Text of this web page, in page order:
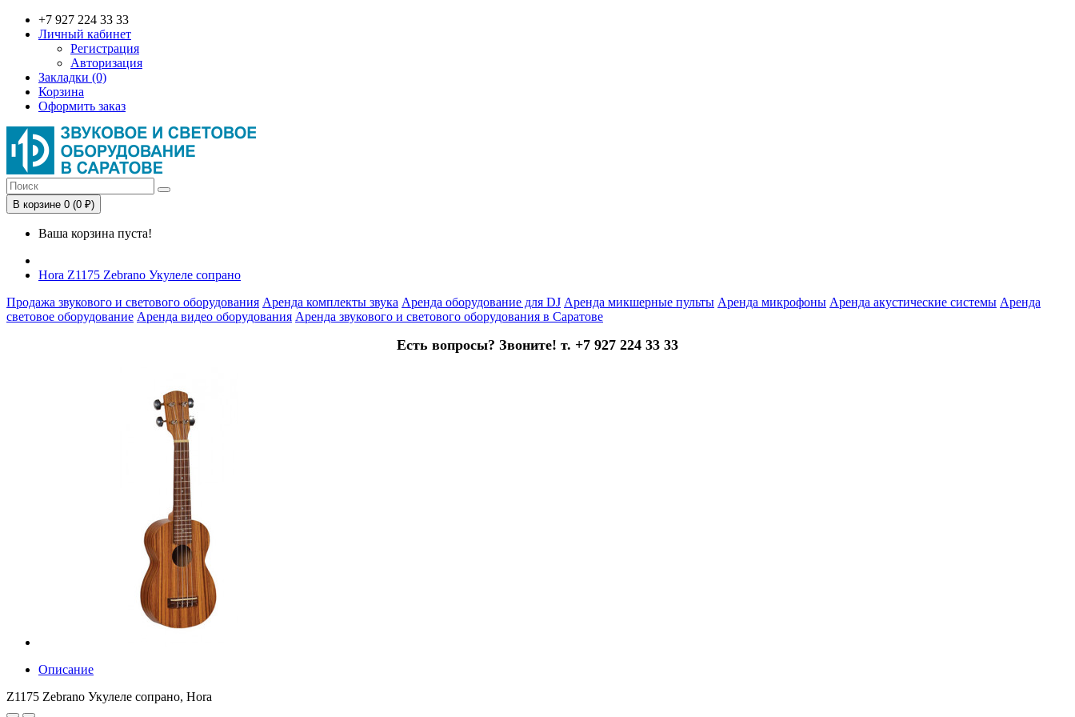
+7 927 224 33 33
Личный кабинет
Регистрация
Авторизация
Закладки (0)
Корзина
Оформить заказ
В корзине 0 (0 ₽)
Ваша корзина пуста!
Hora Z1175 Zebrano Укулеле сопрано
Продажа звукового и светового оборудования Аренда комплекты звука Аренда оборудование для DJ Аренда микшерные пульты Аренда микрофоны Аренда акустические системы Аренда
световое оборудование Аренда видео оборудования Аренда звукового и светового оборудования в Саратове
Есть вопросы? Звоните! т. +7 927 224 33 33
Описание
Z1175 Zebrano Укулеле сопрано, Hora